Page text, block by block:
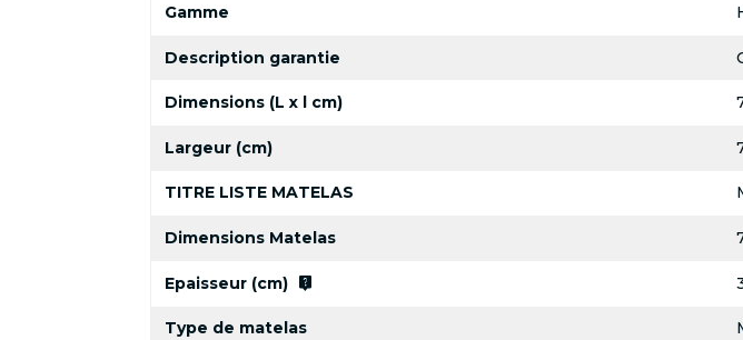
Gamme
Description garantie
Dimensions (L x l cm)
Largeur (cm)
TITRE LISTE MATELAS
Dimensions Matelas
Epaisseur (cm) live_help
Type de matelas